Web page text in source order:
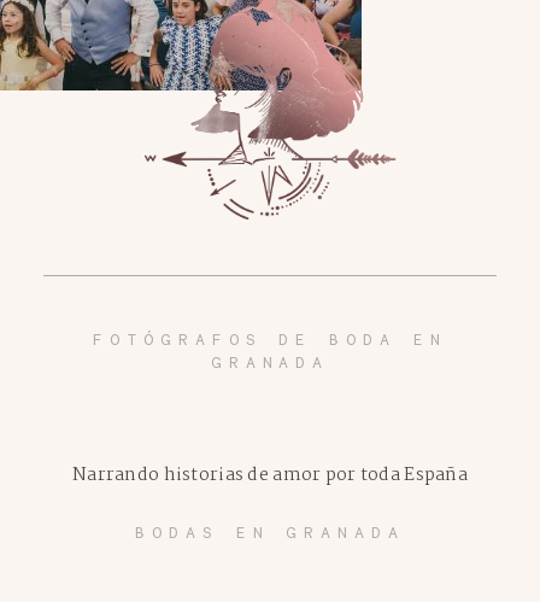
FOTÓGRAFOS DE BODA EN
GRANADA
BODAS EN GRANADA
Narrando historias de amor por toda España